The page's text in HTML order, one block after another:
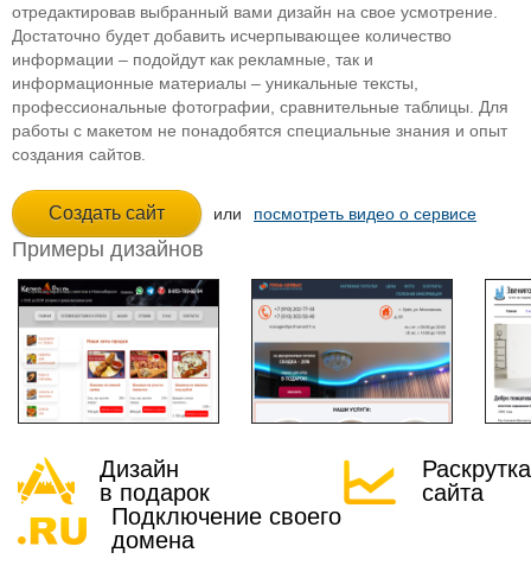
отредактировав выбранный вами дизайн на свое усмотрение.
Достаточно будет добавить исчерпывающее количество
информации – подойдут как рекламные, так и
информационные материалы – уникальные тексты,
профессиональные фотографии, сравнительные таблицы. Для
работы с макетом не понадобятся специальные знания и опыт
создания сайтов.
или посмотреть видео о сервисе
Примеры дизайнов
Дизайн
в подарок
Раскрутка
сайта
Подключение своего
домена